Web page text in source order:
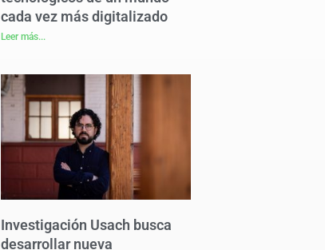
cada vez más digitalizado
Leer más...
Investigación Usach busca
desarrollar nueva